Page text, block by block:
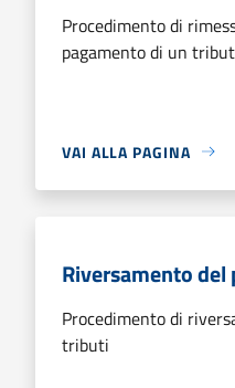
Procedimento di
pagamento di un
VAI ALLA PAGINA
Riversamento
Procedimento di
tributi